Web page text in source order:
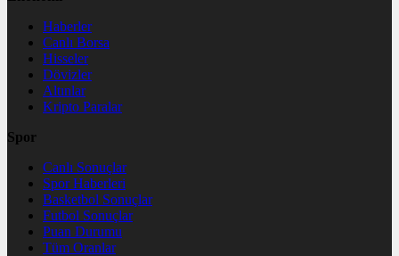
Haberler
Canlı Borsa
Hisseler
Dövizler
Altınlar
Kripto Paralar
Spor
Canlı Sonuçlar
Spor Haberleri
Basketbol Sonuçlar
Futbol Sonuçlar
Puan Durumu
Tüm Oranlar